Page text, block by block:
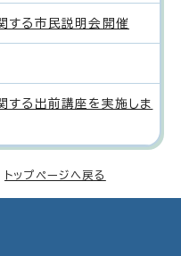
する市民説明会開催
する出前講座を実施しま
トップページへ戻る